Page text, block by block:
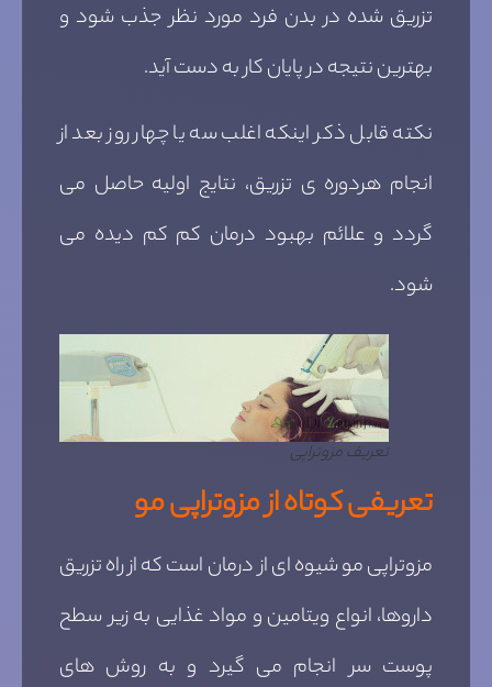
تزریق شده در بدن فرد مورد نظر جذب شود و
بهترین نتیجه در پایان کار به دست آید.
نکته قابل ذکر اینکه اغلب سه یا چهار روز بعد از
انجام هردوره ی تزریق، نتایج اولیه حاصل می
گردد و علائم بهبود درمان کم کم دیده می
شود.
تعریف مزوتراپی
تعریفی کوتاه از مزوتراپی مو
مزوتراپی مو شیوه ای از درمان است که از راه تزریق
داروها، انواع ویتامین‌ و مواد غذایی به زیر سطح
پوست سر انجام می گیرد و به روش های